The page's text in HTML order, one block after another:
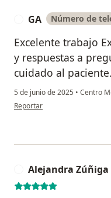
GA Número de
Excelente trabajo
y respuestas a
cuidado al paciente.
5 de junio de 2025 • Centro
en opinión del usuario GA
Reportar
Alejandra Zúñiga